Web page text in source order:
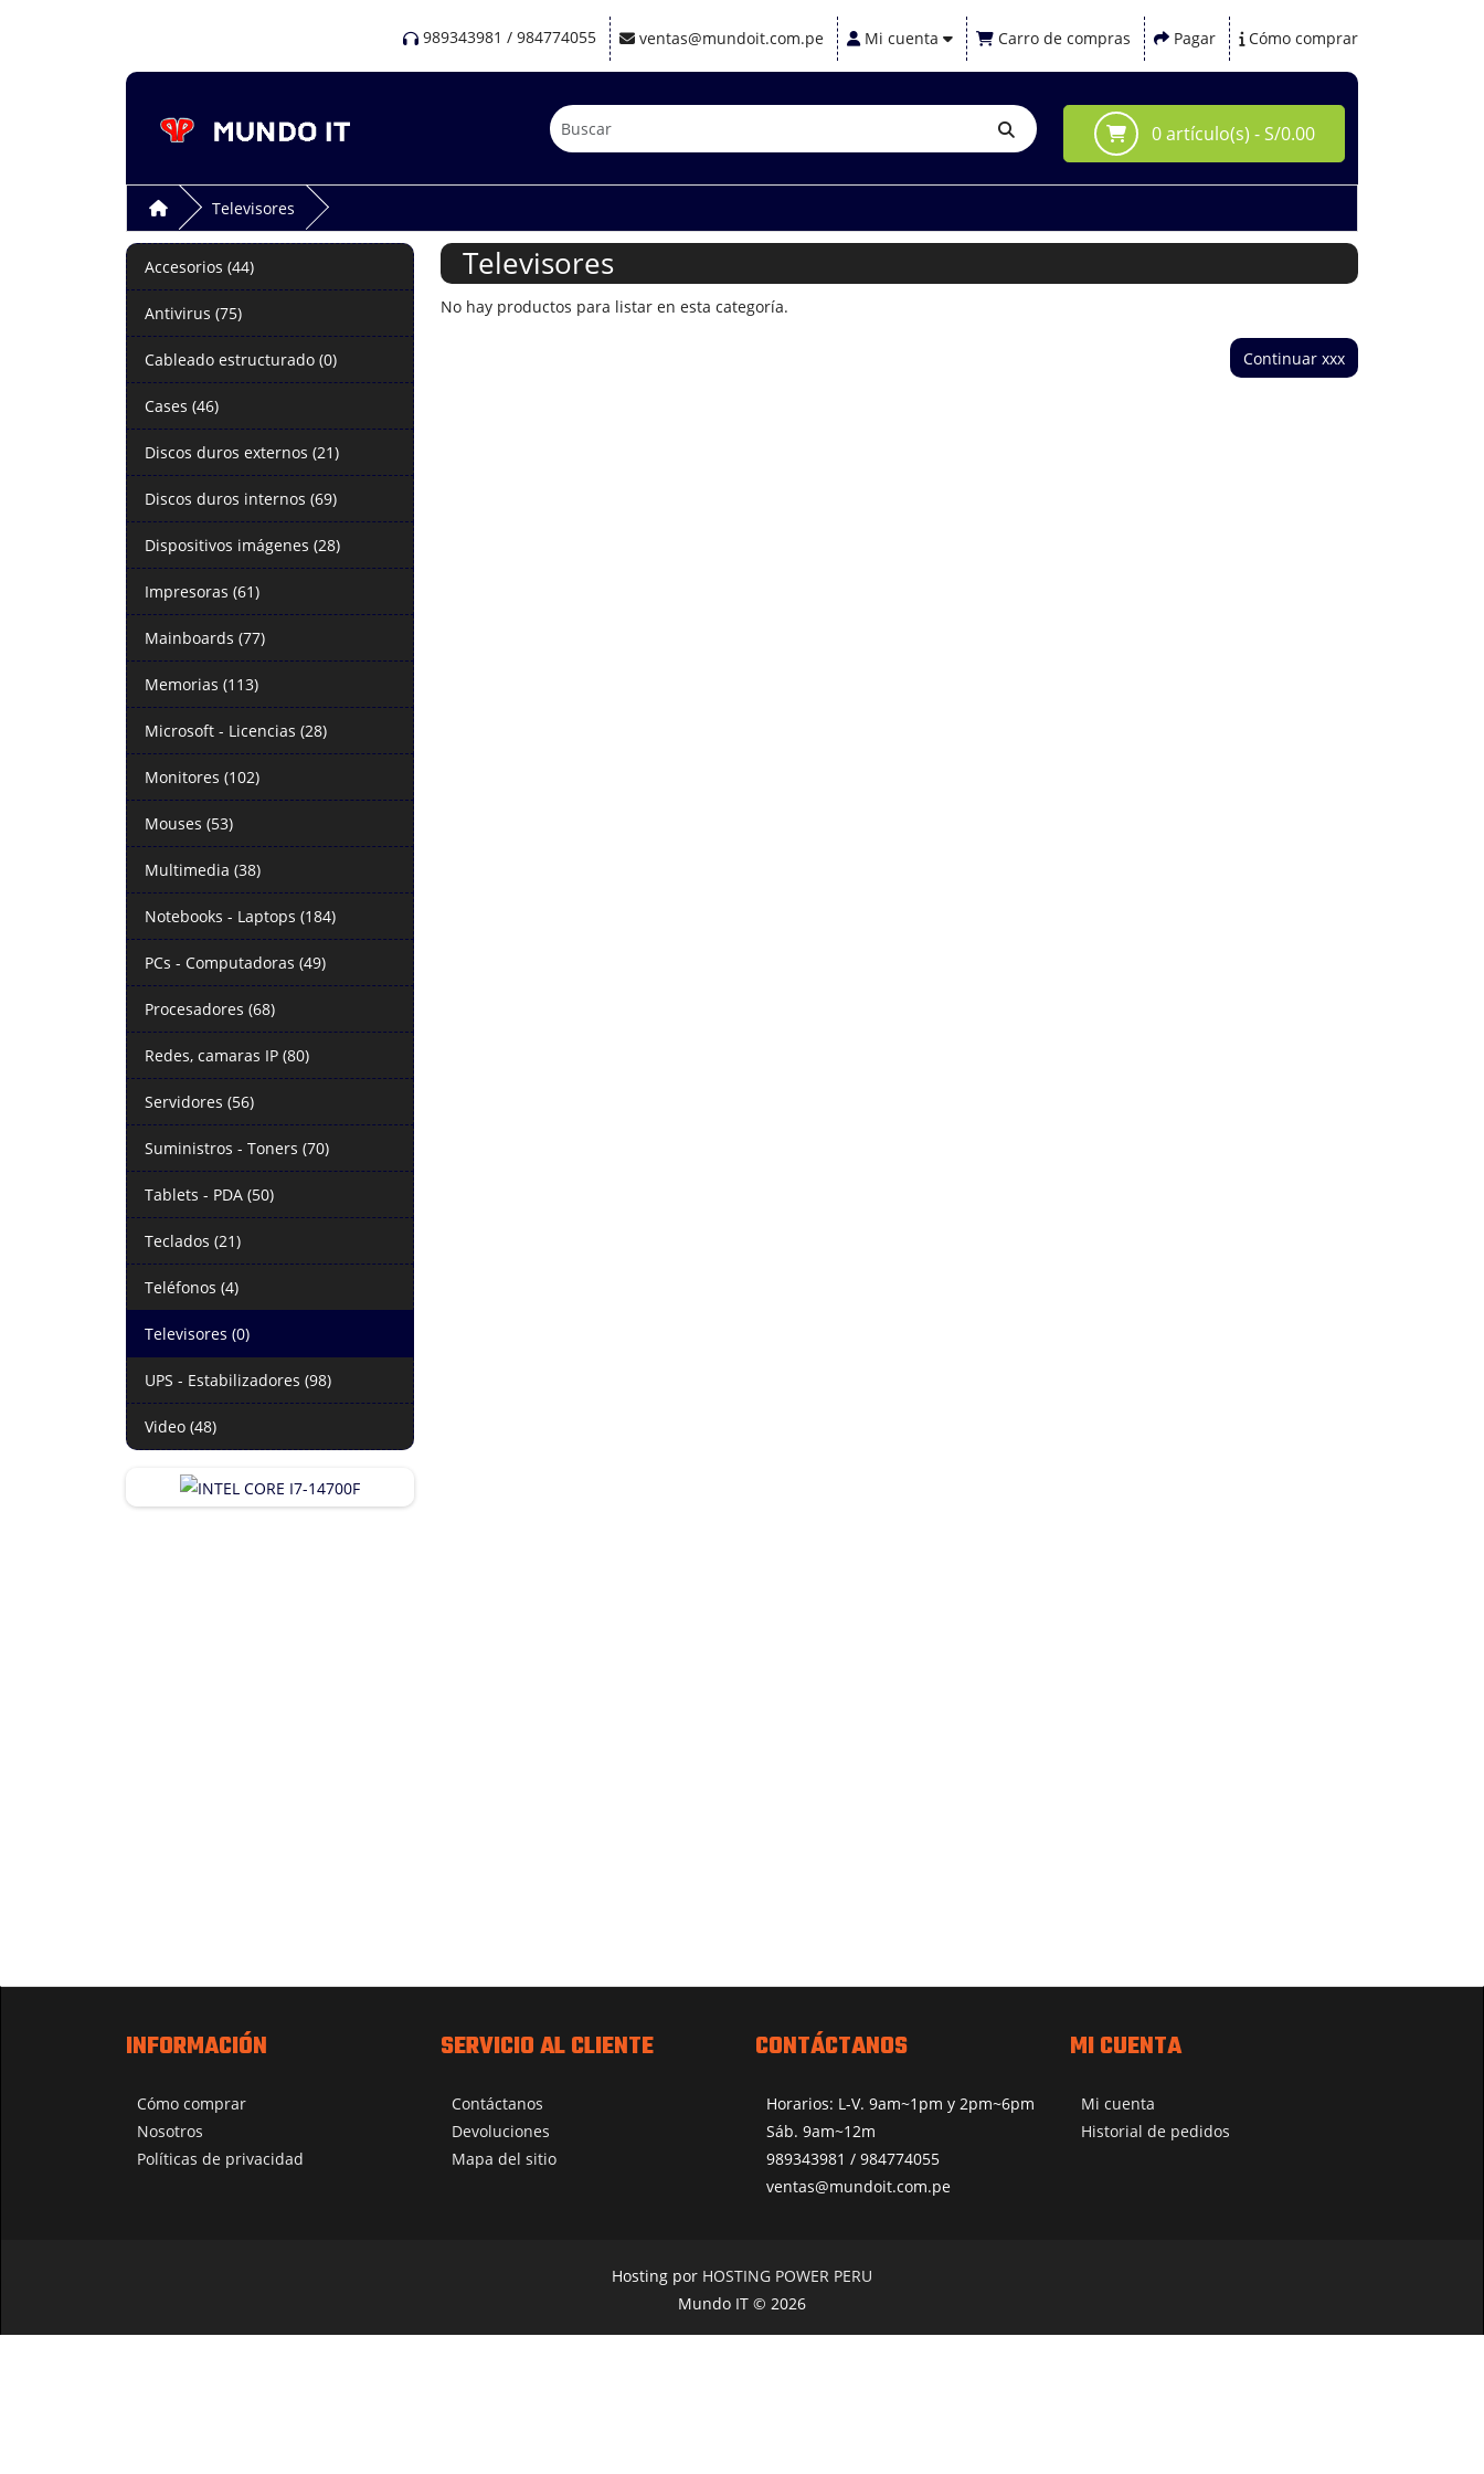
989343981 / 984774055 ventas@mundoit.com.pe Mi cuenta Carro de compras Pagar Cómo comprar
0 artículo(s) - S/0.00
Televisores
Accesorios (44)
Antivirus (75)
Cableado estructurado (0)
Cases (46)
Discos duros externos (21)
Discos duros internos (69)
Dispositivos imágenes (28)
Impresoras (61)
Mainboards (77)
Memorias (113)
Microsoft - Licencias (28)
Monitores (102)
Mouses (53)
Multimedia (38)
Notebooks - Laptops (184)
PCs - Computadoras (49)
Procesadores (68)
Redes, camaras IP (80)
Servidores (56)
Suministros - Toners (70)
Tablets - PDA (50)
Teclados (21)
Teléfonos (4)
Televisores (0)
UPS - Estabilizadores (98)
Video (48)
Televisores
No hay productos para listar en esta categoría.
Continuar xxx
INFORMACIÓN
Cómo comprar
Nosotros
Políticas de privacidad
SERVICIO AL CLIENTE
Contáctanos
Devoluciones
Mapa del sitio
CONTÁCTANOS
Horarios: L-V. 9am~1pm y 2pm~6pm
Sáb. 9am~12m
989343981 / 984774055
ventas@mundoit.com.pe
MI CUENTA
Mi cuenta
Historial de pedidos
Hosting por HOSTING POWER PERU
Mundo IT © 2026